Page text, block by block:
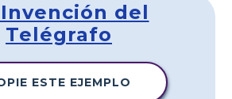
del
Telégrafo
ESTE EJEMPLO